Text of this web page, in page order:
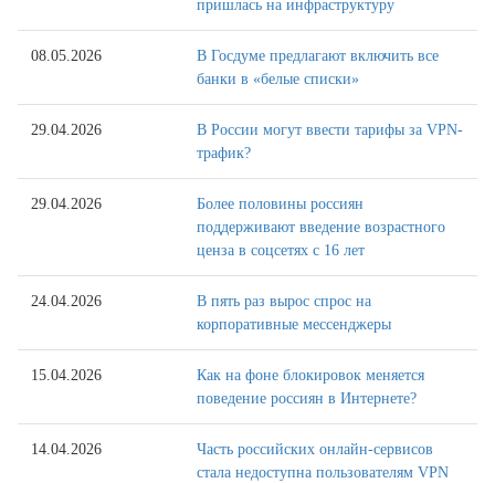
пришлась на инфраструктуру
08.05.2026
В Госдуме предлагают включить все
банки в «белые списки»
29.04.2026
В России могут ввести тарифы за VPN-
трафик?
29.04.2026
Более половины россиян
поддерживают введение возрастного
ценза в соцсетях с 16 лет
24.04.2026
В пять раз вырос спрос на
корпоративные мессенджеры
15.04.2026
Как на фоне блокировок меняется
поведение россиян в Интернете?
14.04.2026
Часть российских онлайн-сервисов
стала недоступна пользователям VPN